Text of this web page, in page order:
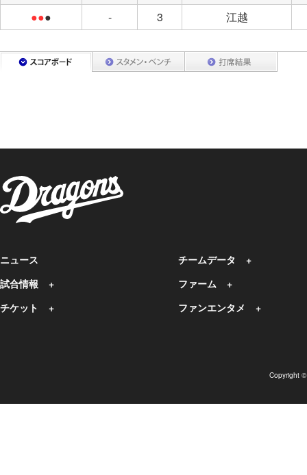
●●● - 3 江越
ニュース
試合情報
チケット
チームデータ
ファーム
ファンエンタメ
Copyright